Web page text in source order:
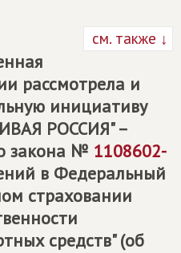
см. также ↓
рассмотрела и
инициативу
РОССИЯ" –
закона № 1108602-
в Федеральный
страховании
средств" (об